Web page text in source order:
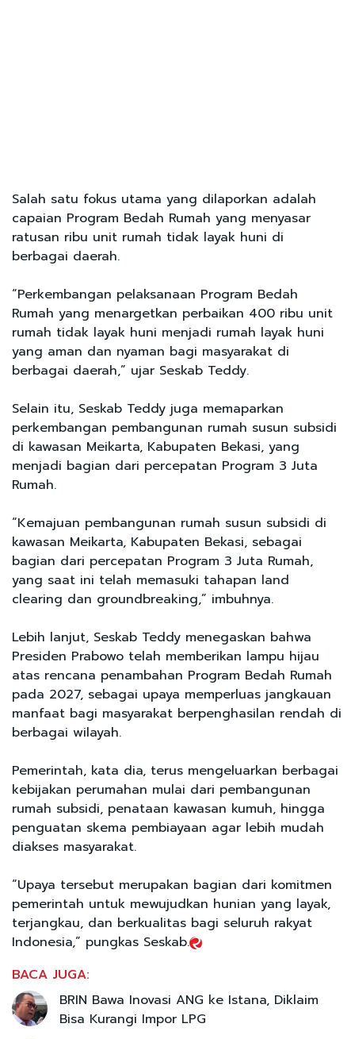
Salah satu fokus utama yang dilaporkan adalah
capaian Program Bedah Rumah yang menyasar
ratusan ribu unit rumah tidak layak huni di
berbagai daerah.
“Perkembangan pelaksanaan Program Bedah
Rumah yang menargetkan perbaikan 400 ribu unit
rumah tidak layak huni menjadi rumah layak huni
yang aman dan nyaman bagi masyarakat di
berbagai daerah,” ujar Seskab Teddy.
Selain itu, Seskab Teddy juga memaparkan
perkembangan pembangunan rumah susun subsidi
di kawasan Meikarta, Kabupaten Bekasi, yang
menjadi bagian dari percepatan Program 3 Juta
Rumah.
“Kemajuan pembangunan rumah susun subsidi di
kawasan Meikarta, Kabupaten Bekasi, sebagai
bagian dari percepatan Program 3 Juta Rumah,
yang saat ini telah memasuki tahapan land
clearing dan groundbreaking,” imbuhnya.
Lebih lanjut, Seskab Teddy menegaskan bahwa
Presiden Prabowo telah memberikan lampu hijau
atas rencana penambahan Program Bedah Rumah
pada 2027, sebagai upaya memperluas jangkauan
manfaat bagi masyarakat berpenghasilan rendah di
berbagai wilayah.
Pemerintah, kata dia, terus mengeluarkan berbagai
kebijakan perumahan mulai dari pembangunan
rumah subsidi, penataan kawasan kumuh, hingga
penguatan skema pembiayaan agar lebih mudah
diakses masyarakat.
“Upaya tersebut merupakan bagian dari komitmen
pemerintah untuk mewujudkan hunian yang layak,
terjangkau, dan berkualitas bagi seluruh rakyat
Indonesia,” pungkas Seskab.
BACA JUGA:
BRIN Bawa Inovasi ANG ke Istana, Diklaim
Bisa Kurangi Impor LPG